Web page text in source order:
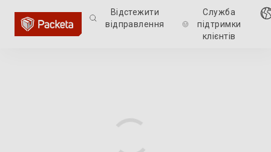
Відстежити
відправлення
Служба
підтримки
клієнтів